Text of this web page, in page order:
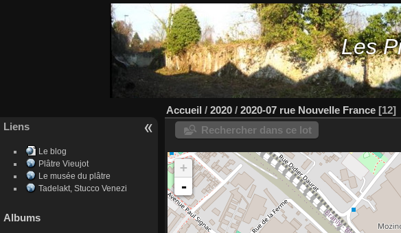
Les
Liens
Le blog
Plâtre Vieujot
Le musée du plâtre
Tadelakt, Stucco Venezi
Albums
Accueil / 2020 / 2020-07 rue Nouvelle France 12
Rechercher dans ce lot
+
-